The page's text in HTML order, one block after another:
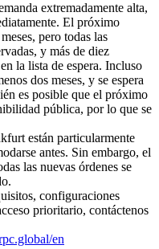
extremadamente alta,
El próximo
pero todas las
y más de diez
la lista de espera. Incluso
dos meses, y se espera
es posible que el próximo
pública, por lo que se
están particularmente
antes. Sin embargo, el
las nuevas órdenes se
configuraciones
prioritario, contáctenos
en